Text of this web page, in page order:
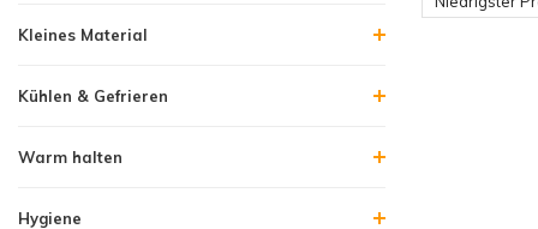
Kleines Material
Kühlen & Gefrieren
Warm halten
Hygiene
Teilen